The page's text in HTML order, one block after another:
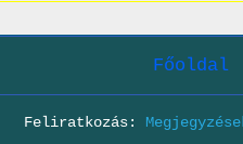
Főoldal
Feliratkozás: